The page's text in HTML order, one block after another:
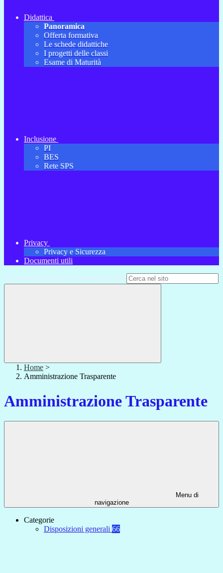
Didattica
Panoramica
Offerta formativa
Le schede didattiche
I progetti delle classi
Esame di Maturità
Inclusione
PI
BES
Rete SPS
Privacy
Privacy e Sicurezza
Documenti utili
Campo di ricerca per le pagine del sito
Home >
Amministrazione Trasparente
Amministrazione Trasparente
Menu di
navigazione
Categorie
Disposizioni generali 66